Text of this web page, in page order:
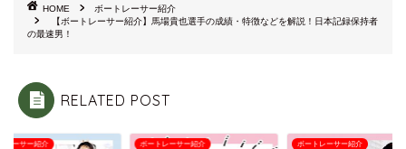
HOME
ボートレーサー紹介
【ボートレーサー紹介】馬場貴也選手の成績・特徴などを解説！日本記録保持者
の最速男！
RELATED POST
レーサー紹介 ボートレーサー紹介 ボートレーサー紹介